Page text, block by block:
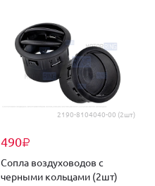
2190-8104040-00 (2шт)
490₽
Сопла воздуховодов с
черными кольцами (2шт)